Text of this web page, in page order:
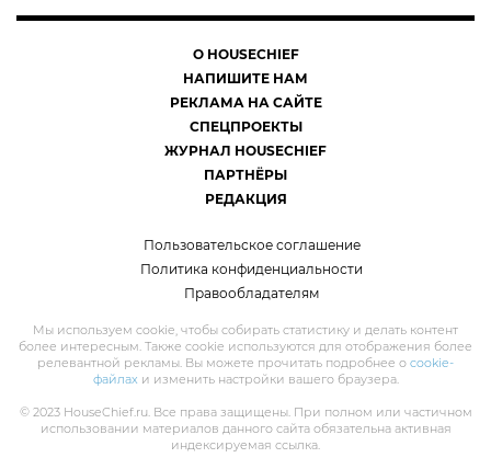
О HOUSECHIEF
НАПИШИТЕ НАМ
РЕКЛАМА НА САЙТЕ
СПЕЦПРОЕКТЫ
ЖУРНАЛ HOUSECHIEF
ПАРТНЁРЫ
РЕДАКЦИЯ
Пользовательское соглашение
Политика конфиденциальности
Правообладателям
Мы используем cookie, чтобы собирать статистику и делать контент
более интересным. Также cookie используются для отображения более
релевантной рекламы. Вы можете прочитать подробнее о cookie-
файлахи изменить настройки вашего браузера.
© 2023 HouseChief.ru. Все права защищены. При полном или частичном
использовании материалов данного сайта обязательна активная
индексируемая ссылка.